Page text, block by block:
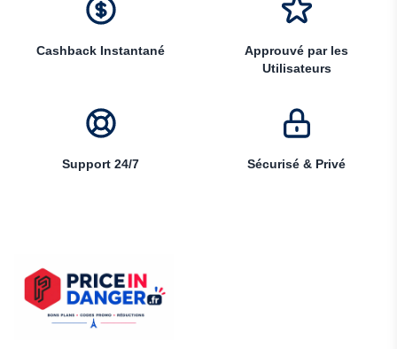
Cashback Instantané
Approuvé par les
Utilisateurs
Support 24/7 Sécurisé & Privé